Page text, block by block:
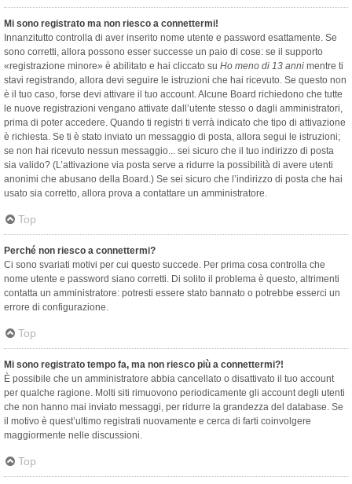
Mi sono registrato ma non riesco a connettermi!
Innanzitutto controlla di aver inserito nome utente e password esattamente. Se
sono corretti, allora possono esser successe un paio di cose: se il supporto
«registrazione minore» è abilitato e hai cliccato su Ho meno di 13 anni mentre ti
stavi registrando, allora devi seguire le istruzioni che hai ricevuto. Se questo non
è il tuo caso, forse devi attivare il tuo account. Alcune Board richiedono che tutte
le nuove registrazioni vengano attivate dall’utente stesso o dagli amministratori,
prima di poter accedere. Quando ti registri ti verrà indicato che tipo di attivazione
è richiesta. Se ti è stato inviato un messaggio di posta, allora segui le istruzioni;
se non hai ricevuto nessun messaggio... sei sicuro che il tuo indirizzo di posta
sia valido? (L’attivazione via posta serve a ridurre la possibilità di avere utenti
anonimi che abusano della Board.) Se sei sicuro che l’indirizzo di posta che hai
usato sia corretto, allora prova a contattare un amministratore.
Top
Perché non riesco a connettermi?
Ci sono svariati motivi per cui questo succede. Per prima cosa controlla che
nome utente e password siano corretti. Di solito il problema è questo, altrimenti
contatta un amministratore: potresti essere stato bannato o potrebbe esserci un
errore di configurazione.
Top
Mi sono registrato tempo fa, ma non riesco più a connettermi?!
È possibile che un amministratore abbia cancellato o disattivato il tuo account
per qualche ragione. Molti siti rimuovono periodicamente gli account degli utenti
che non hanno mai inviato messaggi, per ridurre la grandezza del database. Se
il motivo è quest’ultimo registrati nuovamente e cerca di farti coinvolgere
maggiormente nelle discussioni.
Top